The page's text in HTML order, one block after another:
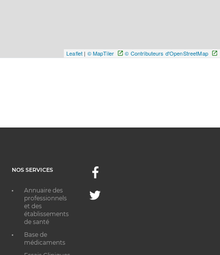
Leaflet | © MapTiler © Contributeurs d'OpenStreetMap
NOS SERVICES
Annuaire des
professionnels
et des
établissements
de santé
Base de
médicaments
Facebook
Twitter